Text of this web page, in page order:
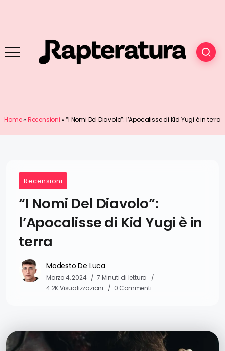
Home» Recensioni »“I Nomi Del Diavolo”: l’Apocalisse di Kid Yugi è in terra
Recensioni
“I Nomi Del Diavolo”:
l’Apocalisse di Kid Yugi è in
terra
Modesto De Luca
Marzo 4, 2024
7 Minuti di lettura
4.2K Visualizzazioni
0 Commenti